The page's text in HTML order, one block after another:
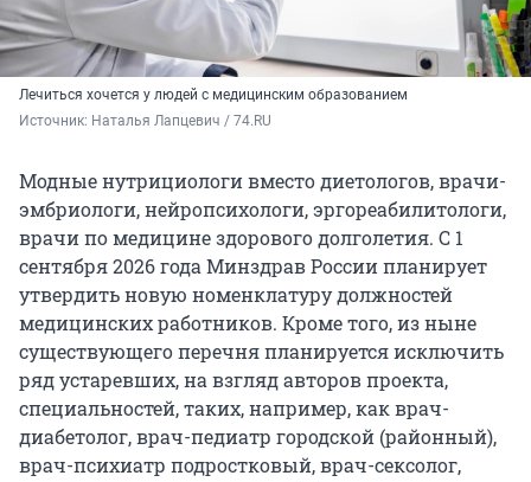
Лечиться хочется у людей с медицинским образованием
Источник: Наталья Лапцевич / 74.RU
Модные нутрициологи вместо диетологов, врачи-
эмбриологи, нейропсихологи, эргореабилитологи,
врачи по медицине здорового долголетия. С 1
сентября 2026 года Минздрав России планирует
утвердить новую номенклатуру должностей
медицинских работников. Кроме того, из ныне
существующего перечня планируется исключить
ряд устаревших, на взгляд авторов проекта,
специальностей, таких, например, как врач-
диабетолог, врач-педиатр городской (районный),
врач-психиатр подростковый, врач-сексолог,